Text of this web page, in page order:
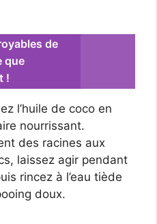
de
que
!
l’huile de coco en
nourrissant.
des racines aux
laissez agir pendant
rincez à l’eau tiède
doux.